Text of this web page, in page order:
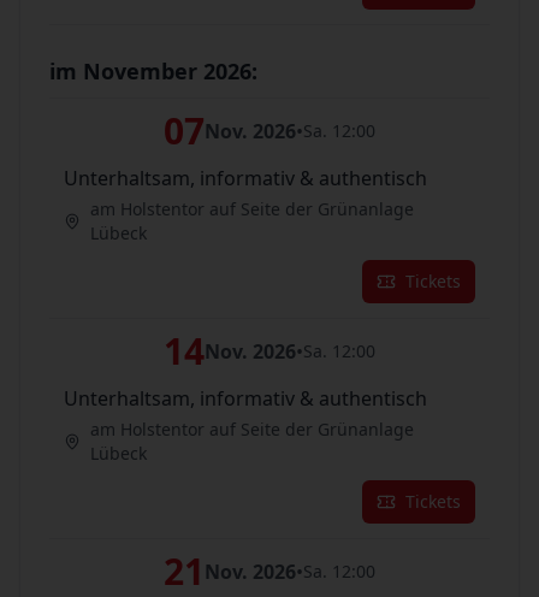
im November 2026:
07Nov. 2026•Sa. 12:00
Unterhaltsam, informativ & authentisch
am Holstentor auf Seite der Grünanlage
Lübeck
Tickets
14Nov. 2026•Sa. 12:00
Unterhaltsam, informativ & authentisch
am Holstentor auf Seite der Grünanlage
Lübeck
Tickets
21 Nov. 2026•Sa. 12:00